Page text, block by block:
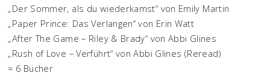
„Der Sommer, als du wiederkamst“ von Emily Martin
„Paper Prince: Das Verlangen“ von Erin Watt
„After The Game – Riley & Brady“ von Abbi Glines
„Rush of Love – Verführt“ von Abbi Glines (Reread)
= 6 Bücher